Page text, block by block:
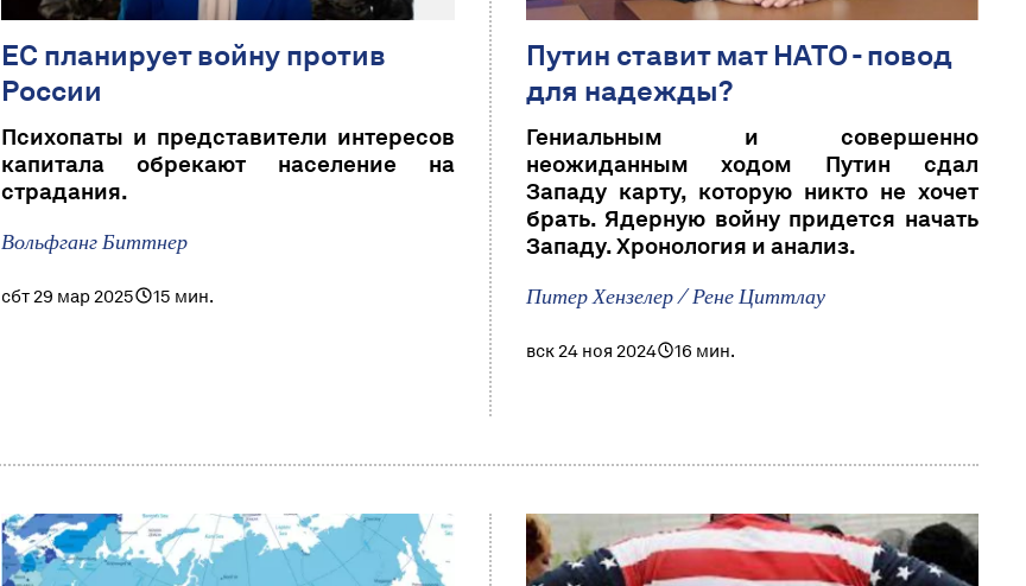
ЕС планирует войну против
России
Психопаты и представители интересов
капитала обрекают население на
страдания.
Вольфганг Биттнер
сбт 29 мар 2025 15 мин.
Путин ставит мат НАТО - повод
для надежды?
Гениальным и совершенно
неожиданным ходом Путин сдал
Западу карту, которую никто не хочет
брать. Ядерную войну придется начать
Западу. Хронология и анализ.
Питер Хензелер / Рене Циттлау
вск 24 ноя 2024 16 мин.